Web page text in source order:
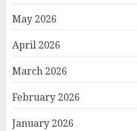
May 2026
April 2026
March 2026
February 2026
January 2026